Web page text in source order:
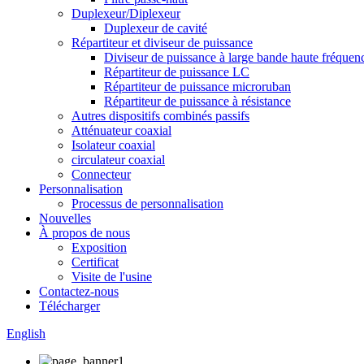
Duplexeur/Diplexeur
Duplexeur de cavité
Répartiteur et diviseur de puissance
Diviseur de puissance à large bande haute
Répartiteur de puissance LC
Répartiteur de puissance microruban
Répartiteur de puissance à résistance
Autres dispositifs combinés passifs
Atténuateur coaxial
Isolateur coaxial
circulateur coaxial
Connecteur
Personnalisation
Processus de personnalisation
Nouvelles
À propos de nous
Exposition
Certificat
Visite de l'usine
Contactez-nous
Télécharger
English